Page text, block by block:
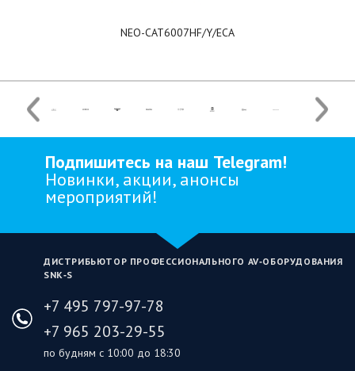
NEO-CAT6007HF/Y/ECA
Подпишитесь на наш Telegram!
Новинки, акции, анонсы
мероприятий!
ДИСТРИБЬЮТОР ПРОФЕССИОНАЛЬНОГО AV‑ОБОРУДОВАНИЯ
SNK‑S
+7 495 797-97-78
+7 965 203-29-55
по будням с 10:00 до 18:30